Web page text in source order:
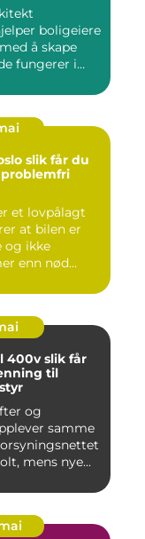
boligeiere
å skape
fungerer i
du
et lovpålagt
at bilen er
og ikke
enn nød...
slik får
til
og
samme
mens nye...